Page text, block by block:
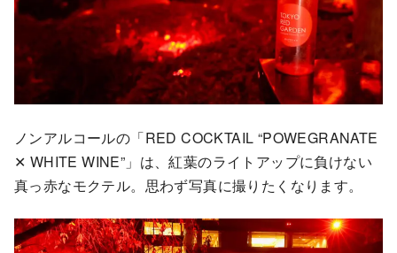
ノンアルコールの「RED COCKTAIL “POWEGRANATE
✕ WHITE WINE”」は、紅葉のライトアップに負けない
真っ赤なモクテル。思わず写真に撮りたくなります。